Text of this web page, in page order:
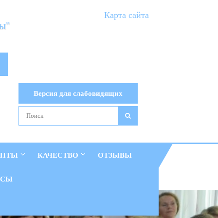
Карта сайта
Версия для слабовидящих
КАЧЕСТВО ОТЗЫВЫ